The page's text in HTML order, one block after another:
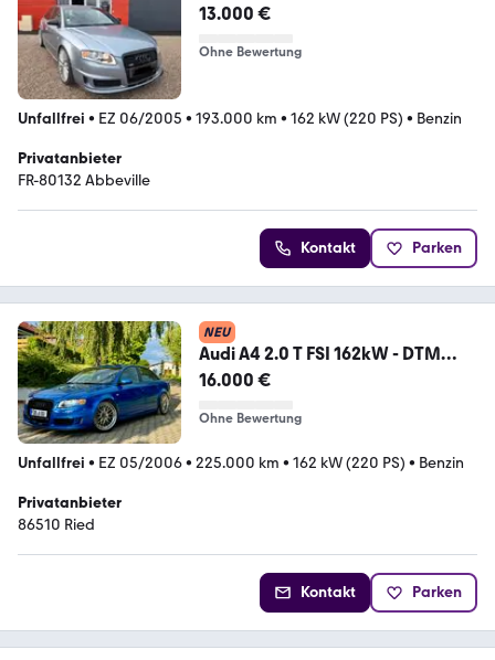
13.000 €
Ohne Bewertung
Unfallfrei • EZ 06/2005 • 193.000 km • 162 kW (220 PS) • Benzin
Privatanbieter
FR-80132 Abbeville
Kontakt Parken
NEU
Audi A4 2.0 T FSI 162kW - DTM
Edition Quattro
16.000 €
Ohne Bewertung
Unfallfrei • EZ 05/2006• 225.000 km • 162 kW (220 PS) • Benzin
Privatanbieter
86510 Ried
Kontakt Parken